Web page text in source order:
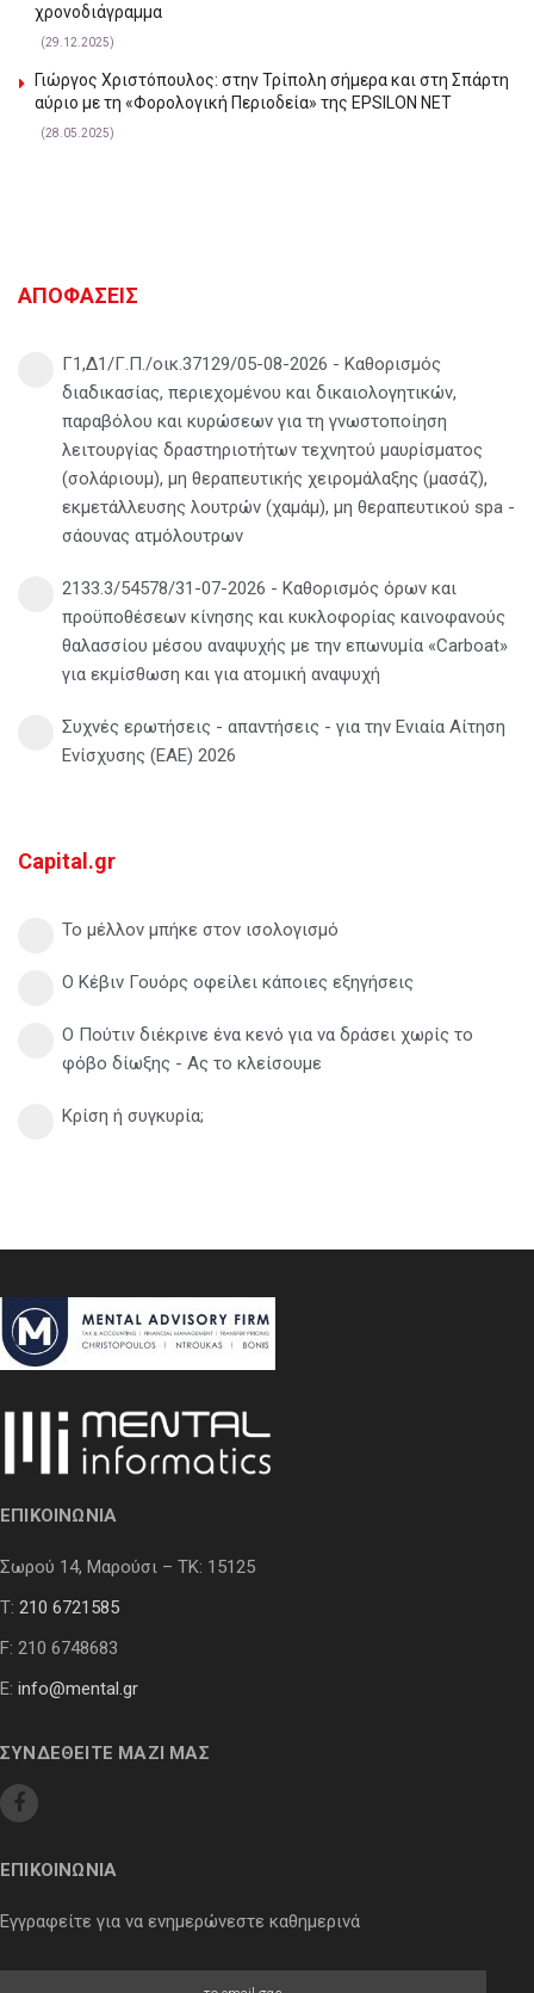
χρονοδιάγραμμα
(29.12.2025)
Γιώργος Χριστόπουλος: στην Τρίπολη σήμερα και στη Σπάρτη
αύριο με τη «Φορολογική Περιοδεία» της EPSILON NET
(28.05.2025)
ΑΠΟΦΑΣΕΙΣ
Γ1,Δ1/Γ.Π./οικ.37129/05-08-2026 - Καθορισμός
διαδικασίας, περιεχομένου και δικαιολογητικών,
παραβόλου και κυρώσεων για τη γνωστοποίηση
λειτουργίας δραστηριοτήτων τεχνητού μαυρίσματος
(σολάριουμ), μη θεραπευτικής χειρομάλαξης (μασάζ),
εκμετάλλευσης λουτρών (χαμάμ), μη θεραπευτικού spa -
σάουνας ατμόλουτρων
2133.3/54578/31-07-2026 - Καθορισμός όρων και
προϋποθέσεων κίνησης και κυκλοφορίας καινοφανούς
θαλασσίου μέσου αναψυχής με την επωνυμία «Carboat»
για εκμίσθωση και για ατομική αναψυχή
Συχνές ερωτήσεις - απαντήσεις - για την Ενιαία Αίτηση
Ενίσχυσης (ΕΑΕ) 2026
Capital.gr
Το μέλλον μπήκε στον ισολογισμό
Ο Κέβιν Γουόρς οφείλει κάποιες εξηγήσεις
Ο Πούτιν διέκρινε ένα κενό για να δράσει χωρίς το
φόβο δίωξης - Ας το κλείσουμε
Κρίση ή συγκυρία;
ΕΠΙΚΟΙΝΩΝΙΑ
Σωρού 14, Μαρούσι – ΤΚ: 15125
Τ: 210 6721585
F: 210 6748683
E: info@mental.gr
ΣΥΝΔΕΘΕΙΤΕ ΜΑΖΙ ΜΑΣ
ΕΠΙΚΟΙΝΩΝΙΑ
Εγγραφείτε για να ενημερώνεστε καθημερινά